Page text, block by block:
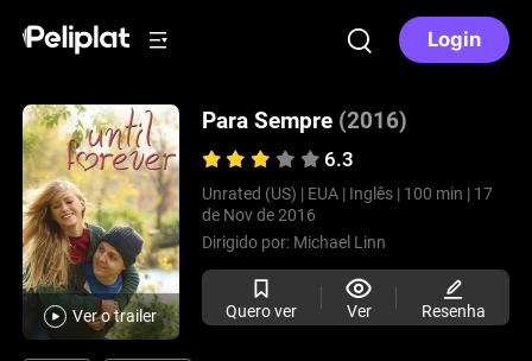
Login
Ver o trailer
Para Sempre (2016)
6.3
Unrated (US) | EUA | Inglês | 100 min | 17
de Nov de 2016
Dirigido por: Michael Linn
Quero ver Ver Resenha